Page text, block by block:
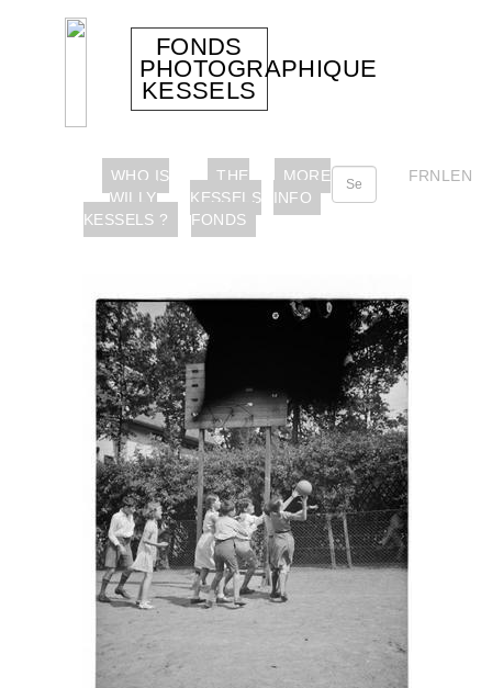
FONDS
PHOTOGRAPHIQUE
KESSELS
FRNL EN
WHO IS
WILLY
KESSELS ?
THE
KESSELS
FONDS
MORE
INFO